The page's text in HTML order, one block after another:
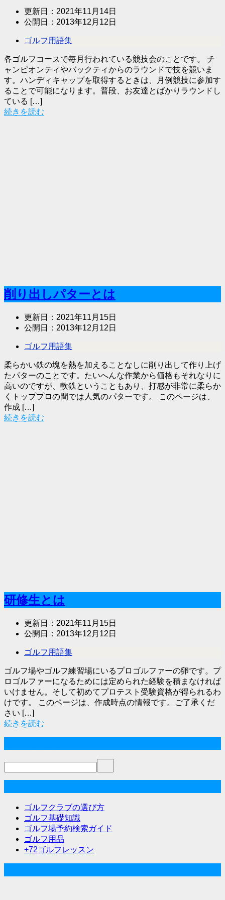
更新日： 2021年11月14日
公開日： 2013年12月12日
ゴルフ用語集
各ゴルフコースで毎月行われている競技会のことです。 チ
ャンピオンティやバックティからのラウンドで技を競いま
す。ハンディキャップを取得するときは、月例競技に参加す
ることで可能になります。普段、お友達とばかりラウンドし
ている […]
続きを読む
削り出しパターとは
更新日： 2021年11月15日
公開日： 2013年12月12日
ゴルフ用語集
柔らかい鉄の塊を熱を加えることなしに削り出して作り上げ
たパターのことです。たいへんな作業から価格もそれなりに
高いのですが、軟鉄ということもあり、打感が非常に柔らか
くトッププロの間では人気のパターです。 このページは、
作成 […]
続きを読む
研修生とは
更新日： 2021年11月15日
公開日： 2013年12月12日
ゴルフ用語集
ゴルフ場やゴルフ練習場にいるプロゴルファーの卵です。プ
ロゴルファーになるためには定められた経験を積まなければ
いけません。そして初めてプロテスト受験資格が得られるわ
けです。 このページは、作成時点の情報です。ご了承くだ
さい […]
続きを読む
ゴルフクラブの選び方
ゴルフ基礎知識
ゴルフ場予約検索ガイド
ゴルフ用品
+72ゴルフレッスン